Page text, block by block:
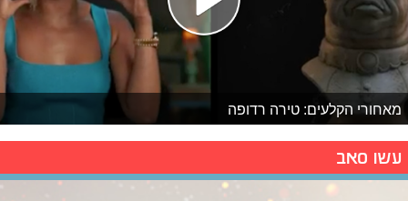
מאחורי הקלעים: טירה רדופה
עשו סאב